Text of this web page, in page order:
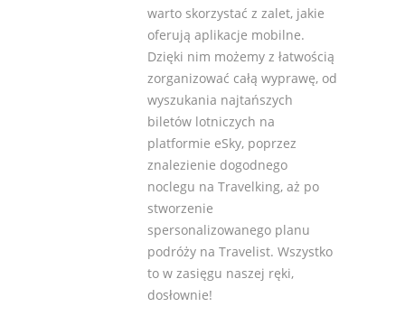
warto skorzystać z zalet, jakie
oferują aplikacje mobilne.
Dzięki nim możemy z łatwością
zorganizować całą wyprawę, od
wyszukania najtańszych
biletów lotniczych na
platformie eSky, poprzez
znalezienie dogodnego
noclegu na Travelking, aż po
stworzenie
spersonalizowanego planu
podróży na Travelist. Wszystko
to w zasięgu naszej ręki,
dosłownie!